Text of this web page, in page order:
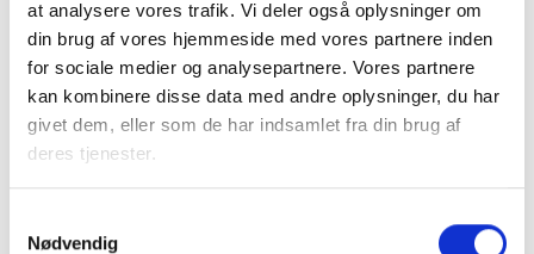
at analysere vores trafik. Vi deler også oplysninger om
din brug af vores hjemmeside med vores partnere inden
for sociale medier og analysepartnere. Vores partnere
kan kombinere disse data med andre oplysninger, du har
givet dem, eller som de har indsamlet fra din brug af
deres tjenester.
Nødvendig